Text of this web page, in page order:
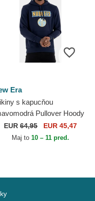
Era
s kapucňou
Pullover Hoody
Nuggets NBA New
EUR 64,95 EUR 45,47
Maj to 10 – 11 pred.